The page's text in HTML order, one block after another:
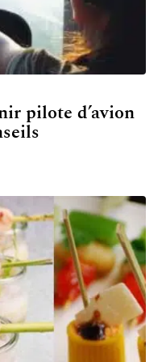
pilote d’avion